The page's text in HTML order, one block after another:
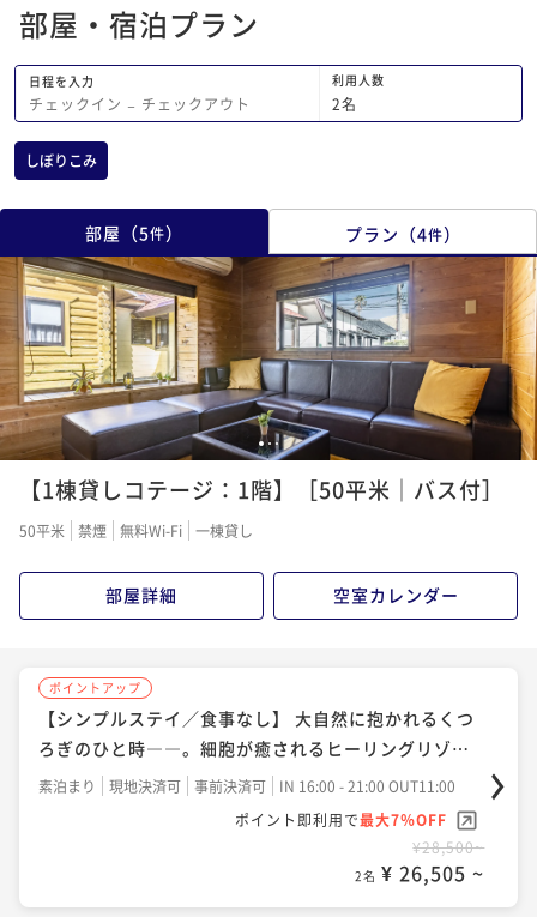
部屋・宿泊プラン
日程を入力
チェックイン − チェックアウト
利用人数
2名
しぼりこみ
部屋 （5件） プラン （4件）
12 3
【1棟貸しコテージ：1階】［50平米｜バス付］
50平米 禁煙 無料Wi-Fi 一棟貸し
部屋詳細 空室カレンダー
ポイントアップ
【シンプルステイ／食事なし】 大自然に抱かれるくつ
ろぎのひと時――。細胞が癒されるヒーリングリゾー
ト
素泊まり 現地決済可 事前決済可
IN 16:00 - 21:00 OUT11:00
ポイント即利用で最大7％OFF
¥28,500~
2名 ¥ 26,505 ~